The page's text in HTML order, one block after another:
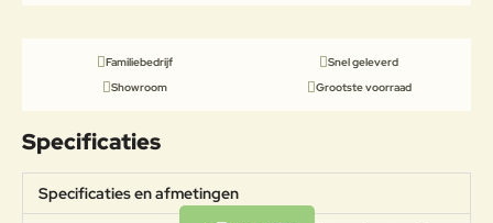
Familiebedrijf
Snel geleverd
Showroom
Grootste voorraad
Specificaties
Specificaties en afmetingen